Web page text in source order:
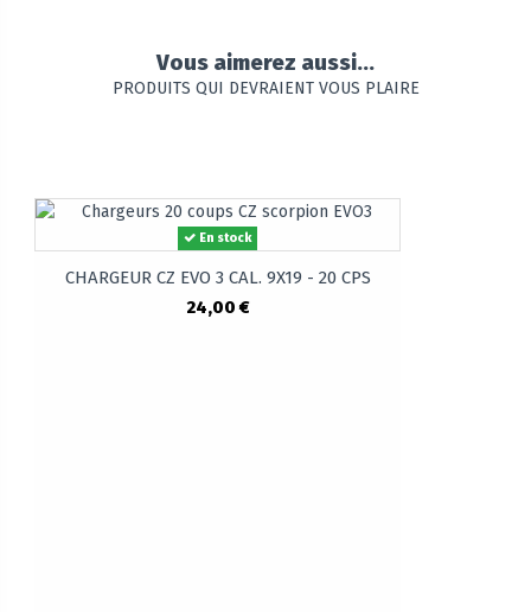
Vous aimerez aussi...
PRODUITS QUI DEVRAIENT VOUS PLAIRE
En stock
CHARGEUR CZ EVO 3 CAL. 9X19 - 20 CPS
24,00 €